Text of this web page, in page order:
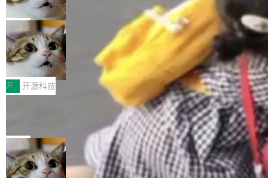
（<a href="https://bugzilla.mozilla.org/show_
bug.cgi?id=204...
orkers 跑了十年 Isolate。用 CEO Matthew Pri
nce 的话说：「我们一生都在用 Isolate 运行代
码，而 AI Agent 不需要容器，它们需要的是 Iso
late。」 容器为什么不合适 容器的问题在于启动
和销毁都太重了。一个 Agent 要执行的任务可能
只需要几毫秒的 CPU 时间，但容器从冷启动到
就绪要花数秒。如果未来有十...
诉讼，称“Apple is getting this wron
g”
上个月，苹果一纸诉状把 OpenAI 告上法庭，指
控其挖角苹果前员工并窃取商业秘密。苹果的诉
状把 OpenAI 描述成一个系统性地从前东家挖
人、套取机密信息的对手。 OpenAI 没发律师
函，也没选择庭外沉默。它在官网贴了一篇博
文，标题只有六个字：Apple is getting this wro
ng。 然后，它把邮件往来和 iMessage 聊天记
录全贴了出来。 他发错人了 苹果外部律师 Gabr
iel Gross 来自 Weil 律所，2 月 23 日下午 5:53
给 OpenAI 总法律顾问 Che Chang 发了封邮
件，附了一封长信，要求 OpenAI 配合调查前苹
果员工带走机密信...
局
HUAWEI MatePad Edge上架WorkBu
ddy鸿蒙PC版，说话就能干活的AI办公
搭子
全能AI工作台WorkBuddy鸿蒙PC版上架HUAWE
I MatePad Edge应用市场，直接下载即可使
用，与鸿蒙电脑上的体验一致。值得一提的是，
这是目前市面上唯一支持平板接入WorkBuddy P
C版的产品，搭载“人机双写”重磅功能——你写
你的，AI写AI的，同屏协作互不干扰。一句话让
AI帮你干活，现在开启全新体验！ 温馨提示：
体验WorkBuddy鸿蒙PC版前，请将 HUAWEI M
开 开源科技
FFmpeg 9.0 发布：代号“Lei”，以此纪
全球知名开源多媒体框架 FFmpeg 今天正式发
布了 9.0 版本。这个版本除了带来新一代音视频
处理能力和硬件加速支持之外，还有一个特殊之
处：FFmpeg 9.0 的代号是“Lei”。 这个名字，
局
亚马逊成本失控：AI 写代码烧掉 1215